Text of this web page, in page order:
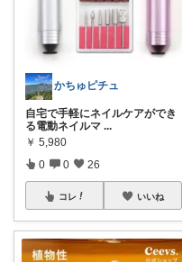
かちゅピチュ
自宅で手軽にネイルケアができ
る電動ネイルマ ...
￥ 5,980
0 0 26
コレ いいね